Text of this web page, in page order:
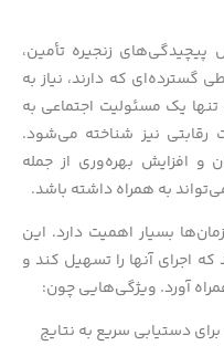
پیچیدگی‌های زنجیره تأمین،
گسترده‌ای که دارند، نیاز به
تنها یک مسئولیت اجتماعی به
رقابتی نیز شناخته می‌شود.
و افزایش بهره‌وری از جمله
به همراه داشته باشد.
بسیار اهمیت دارد. این
اجرای آنها را تسهیل کند و
آورد. ویژگی‌هایی چون:
دستیابی سریع به نتایج